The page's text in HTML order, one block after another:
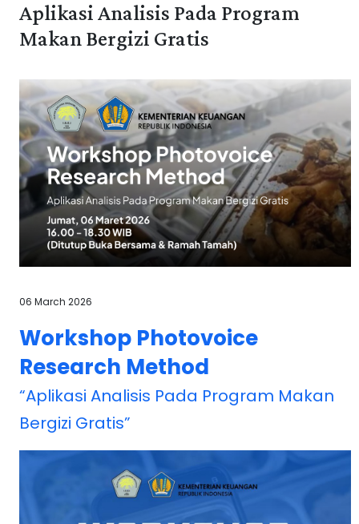
Aplikasi Analisis Pada Program
Makan Bergizi Gratis
06 March 2026
Workshop Photovoice
Research Method
“Aplikasi Analisis Pada Program Makan
Bergizi Gratis”